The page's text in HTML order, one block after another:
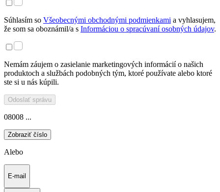
Súhlasím so Všeobecnými obchodnými podmienkami a vyhlasujem,
že som sa oboznámil/a s Informáciou o spracúvaní osobných údajov.
Nemám záujem o zasielanie marketingových informácií o našich
produktoch a službách podobných tým, ktoré používate alebo ktoré
ste si u nás kúpili.
Odoslať správu
08008 ...
Zobraziť číslo
Alebo
E-mail